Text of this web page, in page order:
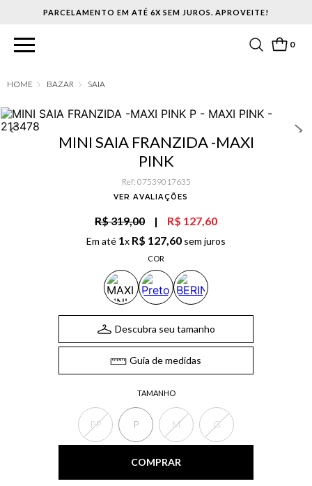
PARCELAMENTO EM ATÉ 6X SEM JUROS. APROVEITE!
0
BAZAR SAIA
MINI SAIA FRANZIDA -MAXI
PINK
Ref: 07539017635
VER AVALIAÇÕES
R$ 319,00 | R$ 127,60
Em até 1x R$ 127,60 sem juros
COR
TAMANHO
PP P M G
Descubra seu tamanho
Guia de medidas
COMPRAR